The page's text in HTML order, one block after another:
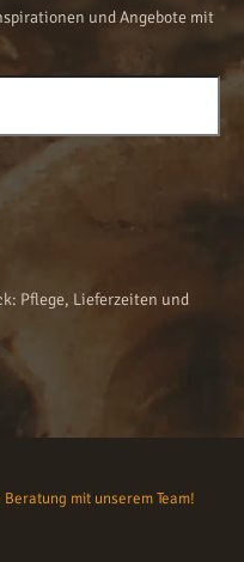
und Angebote mit
Pflege, Lieferzeiten und
mit unserem Team!